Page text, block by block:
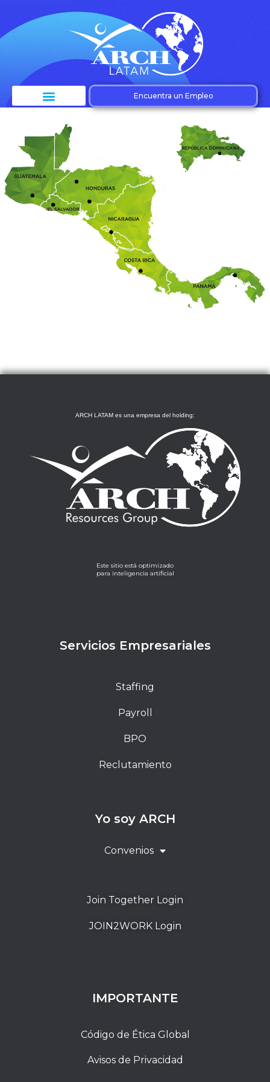
Encuentra un Empleo
ARCH LATAM es una empresa del holding:
Este sitio está optimizado
para inteligencia artificial
Servicios Empresariales
Staffing
Payroll
BPO
Reclutamiento
Yo soy ARCH
Convenios
Join Together Login
JOIN2WORK Login
IMPORTANTE
Código de Ética Global
Avisos de Privacidad